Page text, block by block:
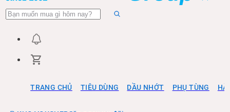
TRANG CHỦ TIÊU DÙNG DẦU NHỚT PHỤ TÙNG